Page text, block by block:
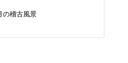
の稽古風景